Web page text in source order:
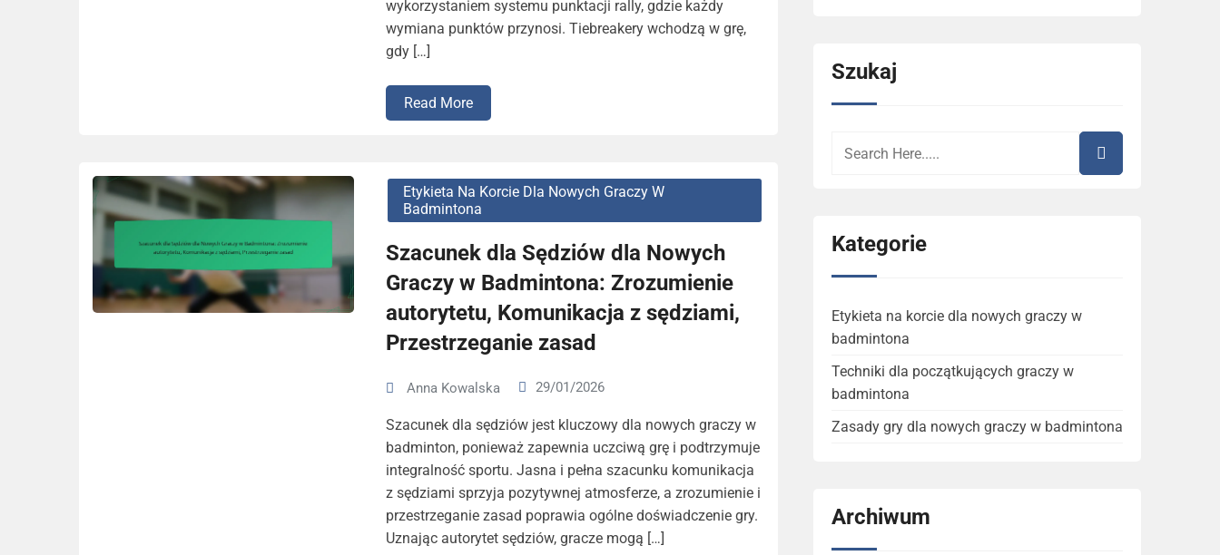
wykorzystaniem systemu punktacji rally, gdzie każdy
wymiana punktów przynosi. Tiebreakery wchodzą w grę,
gdy […]
Read More
Etykieta Na Korcie Dla Nowych Graczy W
Badmintona
Szacunek dla Sędziów dla Nowych
Graczy w Badmintona: Zrozumienie
autorytetu, Komunikacja z sędziami,
Przestrzeganie zasad
Anna Kowalska 29/01/2026
Szacunek dla sędziów jest kluczowy dla nowych graczy w
badminton, ponieważ zapewnia uczciwą grę i podtrzymuje
integralność sportu. Jasna i pełna szacunku komunikacja
z sędziami sprzyja pozytywnej atmosferze, a zrozumienie i
przestrzeganie zasad poprawia ogólne doświadczenie gry.
Uznając autorytet sędziów, gracze mogą […]
Szukaj
Kategorie
Etykieta na korcie dla nowych graczy w
badmintona
Techniki dla początkujących graczy w
badmintona
Zasady gry dla nowych graczy w badmintona
Archiwum